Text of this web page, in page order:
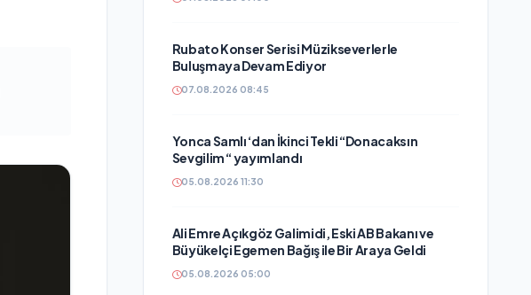
Rubato Konser Serisi Müzikseverlerle
Buluşmaya Devam Ediyor
07.08.2026 08:45
Yonca Samlı ‘dan İkinci Tekli “Donacaksın
Sevgilim “ yayımlandı
05.08.2026 11:30
Ali Emre Açıkgöz Galimidi, Eski AB Bakanı ve
Büyükelçi Egemen Bağış ile Bir Araya Geldi
05.08.2026 05:00